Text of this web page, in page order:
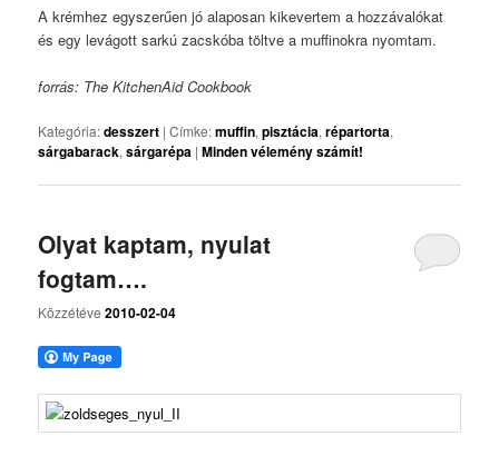
A krémhez egyszerűen jó alaposan kikevertem a hozzávalókat
és egy levágott sarkú zacskóba töltve a muffinokra nyomtam.
forrás: The KitchenAid Cookbook
Kategória:desszert |Címke:muffin,pisztácia,répartorta,
sárgabarack,sárgarépa |Minden vélemény számít!
Olyat kaptam, nyulat
fogtam….
Közzétéve2010-02-04